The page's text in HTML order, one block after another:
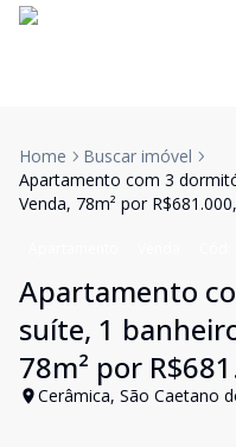
Home
Buscar imóvel
Apartamento com 3
Venda, 78m² por
Apartamento
suíte, 1
78m² por
Cerâmica, São Caetano